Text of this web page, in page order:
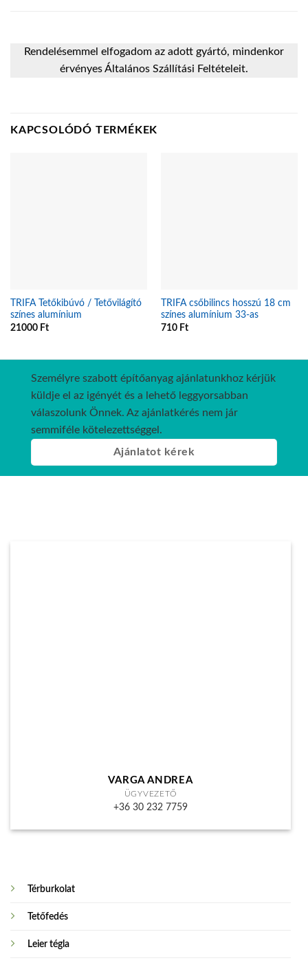
Rendelésemmel elfogadom az adott gyártó, mindenkor
érvényes Általános Szállítási Feltételeit.
KAPCSOLÓDÓ TERMÉKEK
TRIFA Tetőkibúvó / Tetővilágító
színes alumínium
21000 Ft
TRIFA csőbilincs hosszú 18 cm
színes alumínium 33-as
710 Ft
Személyre szabott építőanyag ajánlatunkhoz kérjük
küldje el az igényét és a lehető leggyorsabban
válaszolunk Önnek. Az ajánlatkérés nem jár
semmiféle kötelezettséggel.
Ajánlatot kérek
VARGA ANDREA
ÜGYVEZETŐ
+36 30 232 7759
Térburkolat
Tetőfedés
Leier tégla